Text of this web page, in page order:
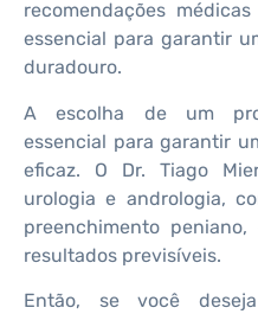
recomendações
essencial para garantir
duradouro.
A escolha de um
essencial para garantir
eficaz. O Dr. Tiago
urologia e andrologia,
preenchimento
resultados previsíveis.
Então, se você